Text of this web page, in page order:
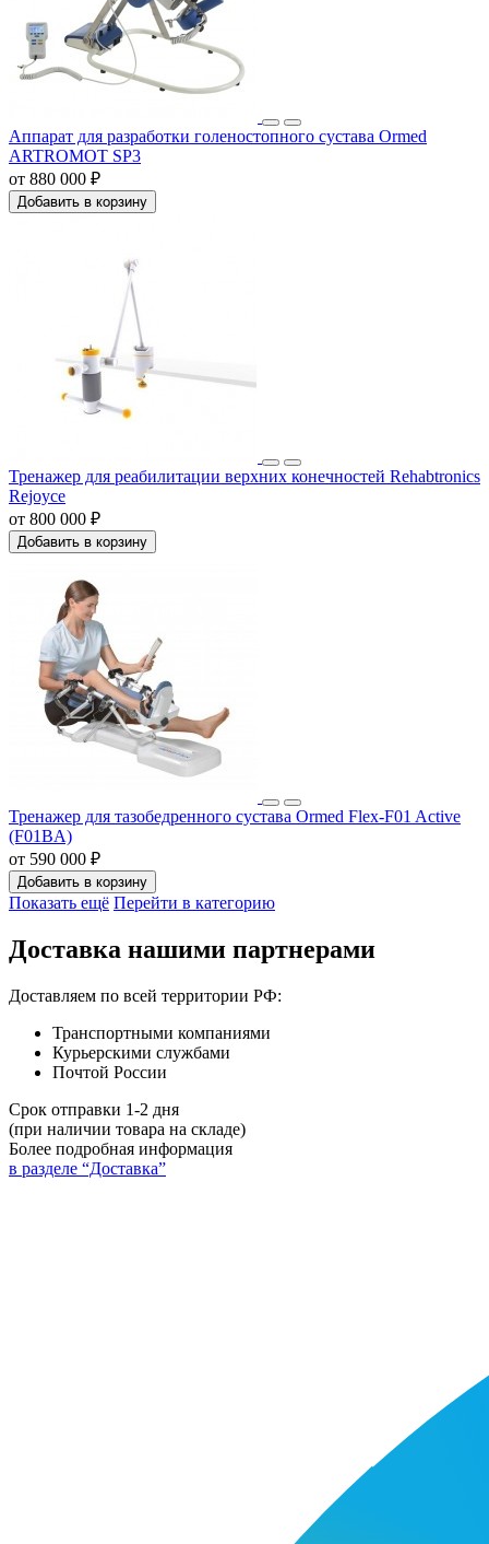
Аппарат для разработки голеностопного сустава Ormed
ARTROMOT SP3
от 880 000 ₽
Добавить в корзину
Тренажер для реабилитации верхних конечностей Rehabtronics
Rejoyce
от 800 000 ₽
Добавить в корзину
Тренажер для тазобедренного сустава Ormed Flex-F01 Active
(F01BA)
от 590 000 ₽
Добавить в корзину
Показать ещё Перейти в категорию
Доставка нашими партнерами
Доставляем по всей территории РФ:
Транспортными компаниями
Курьерскими службами
Почтой России
Срок отправки 1-2 дня
(при наличии товара на складе)
Более подробная информация
в разделе “Доставка”